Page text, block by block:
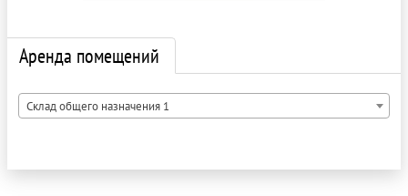
Аренда помещений
Склад общего назначения 1